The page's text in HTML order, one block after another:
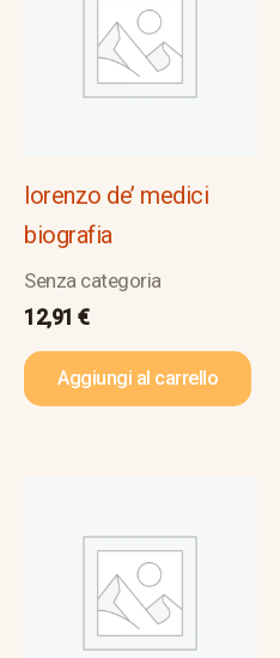
lorenzo de’ medici
biografia
Senza categoria
12,91 €
Aggiungi al carrello